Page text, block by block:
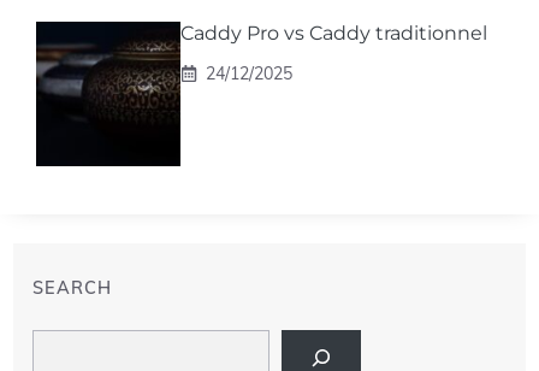
Caddy Pro vs Caddy traditionnel
24/12/2025
SEARCH